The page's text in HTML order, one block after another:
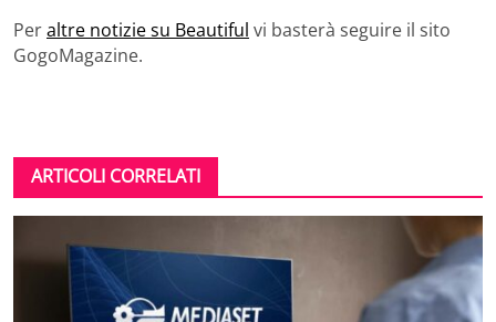
Peraltre notizie su Beautiful vi basterà seguire il sito
GogoMagazine.
ARTICOLI CORRELATI